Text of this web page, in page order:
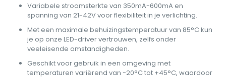
Variabele stroomsterkte van 350mA-600mA en
spanning van 21-42V voor flexibiliteit in je verlichting.
Met een maximale behuizingstemperatuur van 85°C kun
je op onze LED-driver vertrouwen, zelfs onder
veeleisende omstandigheden.
Geschikt voor gebruik in een omgeving met
temperaturen variërend van -20°C tot +45°C, waardoor